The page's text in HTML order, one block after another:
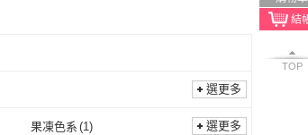
TOP
選更多
果凍色系 (1) 選更多